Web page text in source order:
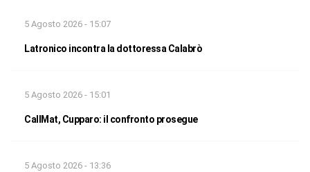
5 Agosto 2026 - 15:07
Latronico incontra la dottoressa Calabrò
5 Agosto 2026 - 15:01
CallMat, Cupparo: il confronto prosegue
5 Agosto 2026 - 13:36